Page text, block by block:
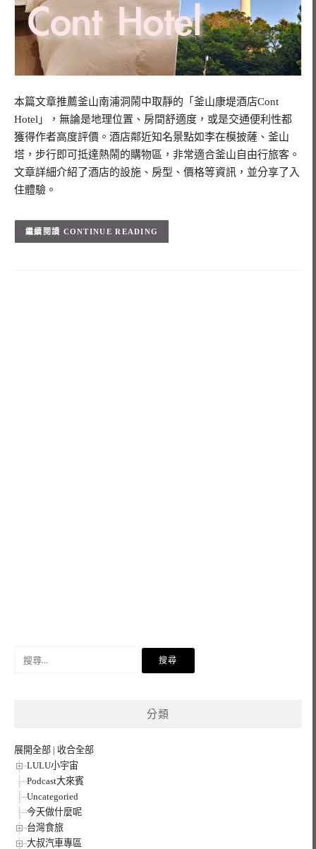
本篇文章推薦釜山南浦洞鬧中取靜的「釜山康堤酒店Cont
Hotel」，無論是地理位置、房間舒適度，或是交通便利性都
獲得作者高度評價。酒店鄰近知名景點如李在模披薩、釜山
塔，步行即可抵達熱鬧的購物區，非常適合釜山自由行旅客。
文章詳細介紹了酒店的設施、房型、價格等資訊，並分享了入
住體驗。
CONTINUE READING
分類
展開全部 | 收合全部
LULU小宇宙
Podcast大來賓
Uncategoried
今天做什麼呢
台灣食旅
大叔汽車專區